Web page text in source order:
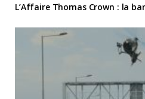
L’Affaire Thomas Crown : la